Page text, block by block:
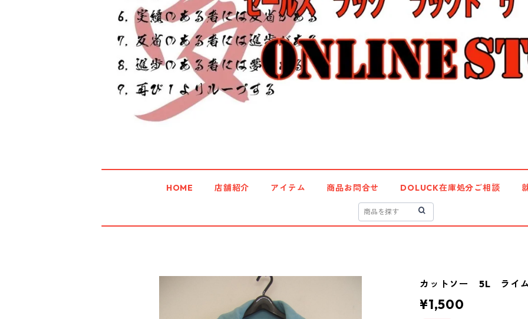
HOME 店舗紹介 アイテム 商品お問合せ DOLUCK在庫処分ご相談
カットソー 5L ライ
¥1,500